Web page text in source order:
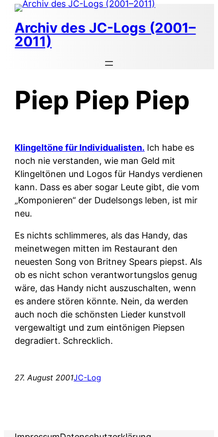
Zum
Inhalt
springen
Archiv des JC-Logs (2001–
2011)
Piep Piep Piep
Klingeltöne für Individualisten. Ich habe es
noch nie verstanden, wie man Geld mit
Klingeltönen und Logos für Handys verdienen
kann. Dass es aber sogar Leute gibt, die vom
„Komponieren“ der Dudelsongs leben, ist mir
neu.
Es nichts schlimmeres, als das Handy, das
meinetwegen mitten im Restaurant den
neuesten Song von Britney Spears piepst. Als
ob es nicht schon verantwortungslos genug
wäre, das Handy nicht auszuschalten, wenn
es andere stören könnte. Nein, da werden
auch noch die schönsten Lieder kunstvoll
vergewaltigt und zum eintönigen Piepsen
degradiert. Schrecklich.
27. August 2001JC-Log